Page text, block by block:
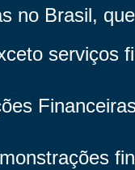
no Brasil,
serviços